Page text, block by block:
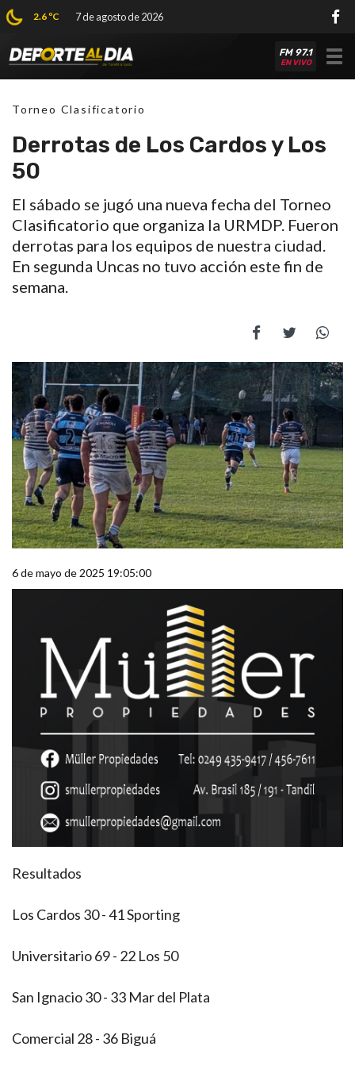
2.6 ºC 7 de agosto de 2026
FM 97.1
EN VIVO
Torneo Clasificatorio
Derrotas de Los Cardos y Los
50
El sábado se jugó una nueva fecha del Torneo
Clasificatorio que organiza la URMDP. Fueron
derrotas para los equipos de nuestra ciudad.
En segunda Uncas no tuvo acción este fin de
semana.
6 de mayo de 2025 19:05:00
Resultados
Los Cardos 30 - 41 Sporting
Universitario 69 - 22 Los 50
San Ignacio 30 - 33 Mar del Plata
Comercial 28 - 36 Biguá